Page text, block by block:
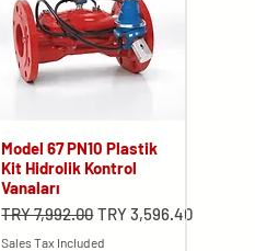
Model 67 PN10 Plastik
Kit Hidrolik Kontrol
Vanaları
Regular Price
TRY 7,992.00 Sale Price
TRY 3,596.40
Sales Tax Included